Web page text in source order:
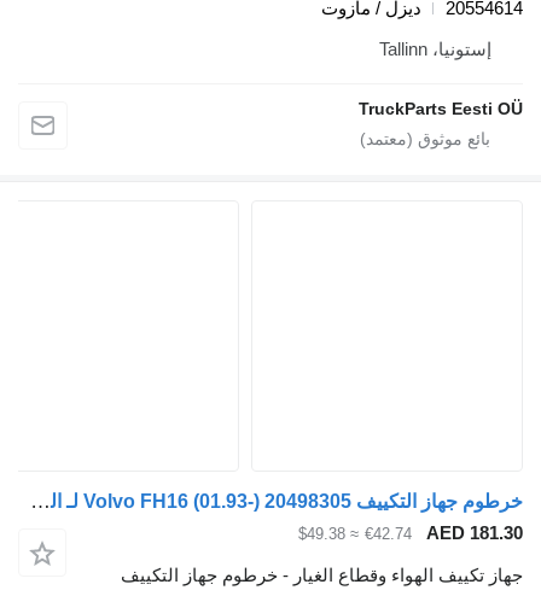
ديزل / مازوت
إستونيا، Tallinn
TruckParts Eesti
خرطوم جهاز التكييف Volvo FH16 (01.93-) 20498305 لـ السيارات القاطرة Volvo FH12, FH16, NH12, FH, VNL780 (1993-2014)
AED
€42.74
≈ $49.38
تكييف الهواء وقطاع الغيار - خرطوم جهاز التكييف